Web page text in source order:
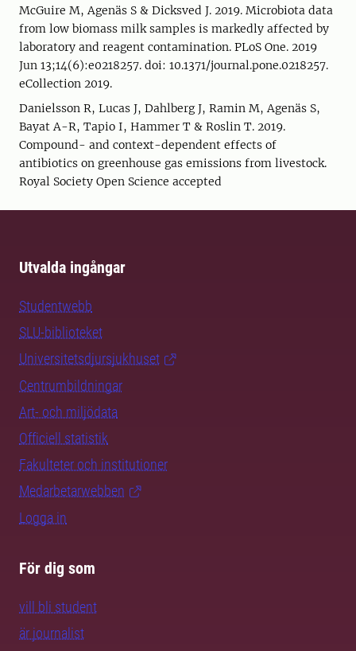
McGuire M, Agenäs S & Dicksved J. 2019. Microbiota data
from low biomass milk samples is markedly affected by
laboratory and reagent contamination. PLoS One. 2019
Jun 13;14(6):e0218257. doi: 10.1371/journal.pone.0218257.
eCollection 2019.
Danielsson R, Lucas J, Dahlberg J, Ramin M, Agenäs S,
Bayat A-R, Tapio I, Hammer T & Roslin T. 2019.
Compound- and context-dependent effects of
antibiotics on greenhouse gas emissions from livestock.
Royal Society Open Science accepted
Utvalda ingångar
Studentwebb
SLU-biblioteket
Universitetsdjursjukhuset
Centrumbildningar
Art- och miljödata
Officiell statistik
Fakulteter och institutioner
Medarbetarwebben
Logga in
För dig som
vill bli student
är journalist